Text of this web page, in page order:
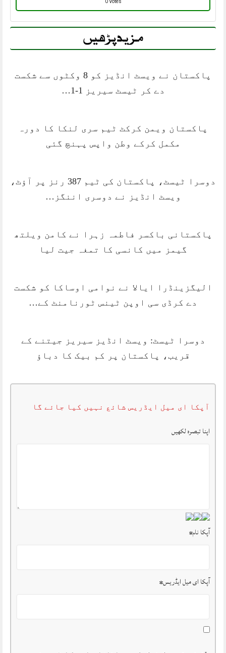
0 Votes
مزید پڑھیں
پاکستان نے ویسٹ انڈیز کو 8 وکٹوں سے شکست
دے کر ٹیسٹ سیریز 1-1…
پاکستان ویمن کرکٹ ٹیم سری لنکا کا دورہ
مکمل کرکے وطن واپس پہنچ گئی
دوسرا ٹیسٹ، پاکستان کی ٹیم 387 رنز پر آؤٹ،
ویسٹ انڈیز نے دوسری اننگز…
پاکستانی باکسر فاطمہ زہرا نے کامن ویلتھ
گیمز میں کانسی کا تمغہ جیت لیا
الیگزینڈرا ایالا نے نوامی اوساکا کو شکست
دے کرڈی سی اوپن ٹینس ٹورنامنٹ کے…
دوسرا ٹیسٹ: ویسٹ انڈیز سیریز جیتنے کے
قریب، پاکستان پر کم بیک کا دباؤ
آپکا ای میل ایڈریس شائع نہیں کیا جائے گا
اپنا تبصرہ لکھیں
آپکا نام*
آپکا ای میل ایڈریس*